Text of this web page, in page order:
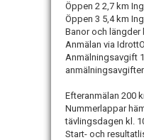
Öppen 2 2,7 km
Öppen 3 5,4 km
Banor och längder
Anmälan via
Anmälningsavgift
Efteranmälan 200
Nummerlappar
tävlingsdagen kl.
Start- och